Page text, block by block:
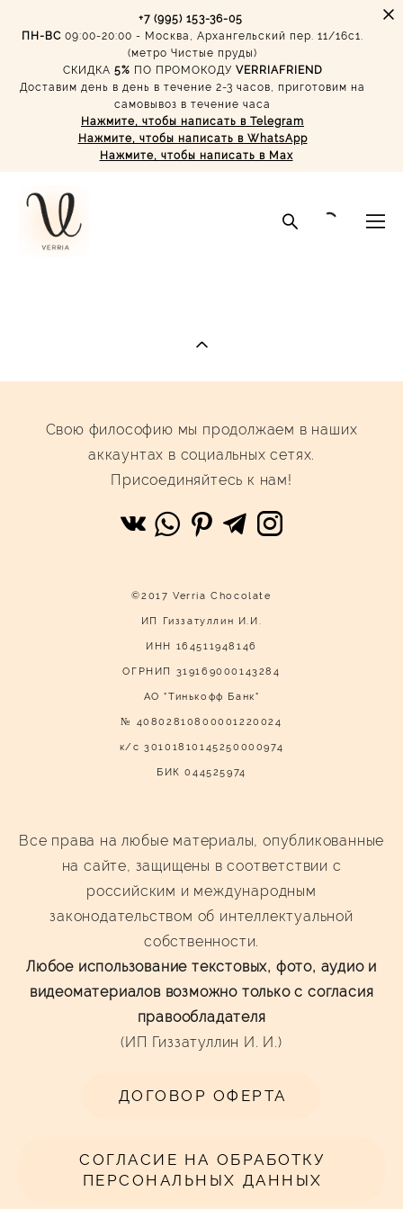
+7 (995) 153-36-05
ПН-ВС 09:00-20:00 - Москва, Архангельский пер. 11/16с1.
(метро Чистые пруды)
СКИДКА 5% ПО ПРОМОКОДУ VERRIAFRIEND
Доставим день в день в течение 2-3 часов, приготовим на
самовывоз в течение часа
Нажмите, чтобы написать в Telegram
Нажмите, чтобы написать в WhatsApp
Нажмите, чтобы написать в Max
Cвою философию мы продолжаем в наших
аккаунтах в социальных сетях.
Присоединяйтесь к нам!
©2017 Verria Chocolate
ИП Гиззатуллин И.И.
ИНН 164511948146
ОГРНИП 319169000143284
АО "Тинькофф Банк"
№ 40802810800001220024
к/с 30101810145250000974
БИК 044525974
Все права на любые материалы, опубликованные
на сайте, защищены в соответствии с
российским и международным
законодательством об интеллектуальной
собственности.
Любое использование текстовых, фото, аудио и
видеоматериалов возможно только с согласия
правообладателя
(ИП Гиззатуллин И. И.)
ДОГОВОР ОФЕРТА
СОГЛАСИЕ НА ОБРАБОТКУ
ПЕРСОНАЛЬНЫХ ДАННЫХ